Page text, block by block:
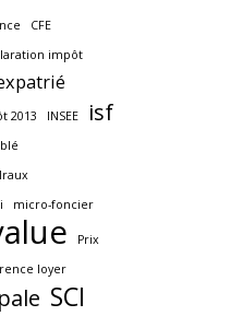
CFE
impôt
2013 INSEE isf
micro-foncier
Prix
loyer
SCI